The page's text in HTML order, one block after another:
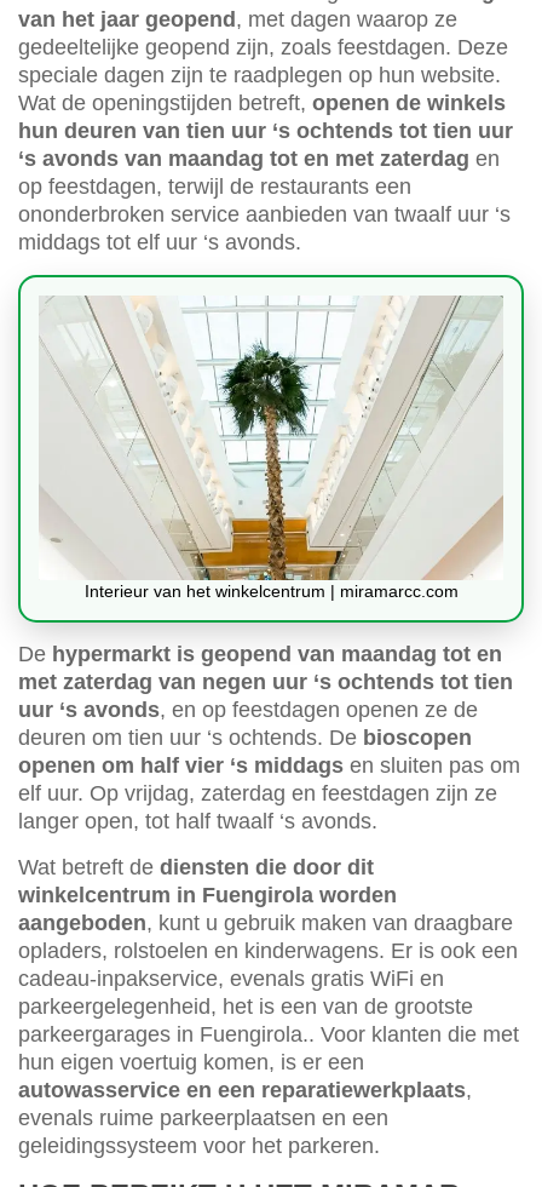
van het jaar geopend, met dagen waarop ze
gedeeltelijke geopend zijn, zoals feestdagen. Deze
speciale dagen zijn te raadplegen op hun website.
Wat de openingstijden betreft, openen de winkels
hun deuren van tien uur ‘s ochtends tot tien uur
‘s avonds van maandag tot en met zaterdag en
op feestdagen, terwijl de restaurants een
ononderbroken service aanbieden van twaalf uur ‘s
middags tot elf uur ‘s avonds.
Interieur van het winkelcentrum | miramarcc.com
De hypermarkt is geopend van maandag tot en
met zaterdag van negen uur ‘s ochtends tot tien
uur ‘s avonds, en op feestdagen openen ze de
deuren om tien uur ‘s ochtends. De bioscopen
openen om half vier ‘s middags en sluiten pas om
elf uur. Op vrijdag, zaterdag en feestdagen zijn ze
langer open, tot half twaalf ‘s avonds.
Wat betreft de diensten die door dit
winkelcentrum in Fuengirola worden
aangeboden, kunt u gebruik maken van draagbare
opladers, rolstoelen en kinderwagens. Er is ook een
cadeau-inpakservice, evenals gratis WiFi en
parkeergelegenheid, het is een van de grootste
parkeergarages in Fuengirola.. Voor klanten die met
hun eigen voertuig komen, is er een
autowasservice en een reparatiewerkplaats,
evenals ruime parkeerplaatsen en een
geleidingssysteem voor het parkeren.